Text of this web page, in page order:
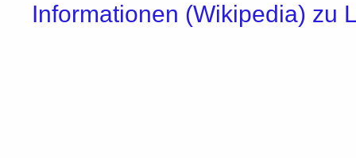
Informationen (Wikipedia) zu